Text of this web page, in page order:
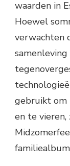
waarden in
Hoewel
verwachten
gebruikt om
en te